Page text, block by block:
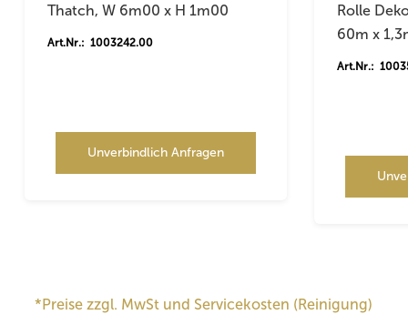
Thatch, W 6m00 x H 1m00
Art.Nr.: 1003242.00
Unverbindlich Anfragen
Rolle
60m x
Art.Nr.:
*Preise zzgl. MwSt und Servicekosten (Reinigung)